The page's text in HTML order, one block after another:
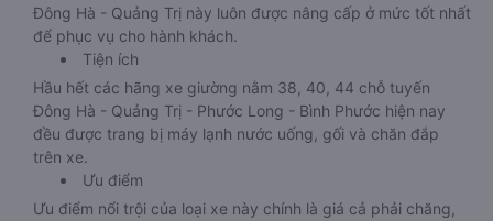
Đông Hà - Quảng Trị này luôn được nâng cấp ở mức tốt nhất
để phục vụ cho hành khách.
Tiện ích
Hầu hết các hãng xe giường nằm 38, 40, 44 chỗ tuyến
Đông Hà - Quảng Trị - Phước Long - Bình Phước hiện nay
đều được trang bị máy lạnh nước uống, gối và chăn đắp
trên xe.
Ưu điểm
Ưu điểm nổi trội của loại xe này chính là giá cả phải chăng,